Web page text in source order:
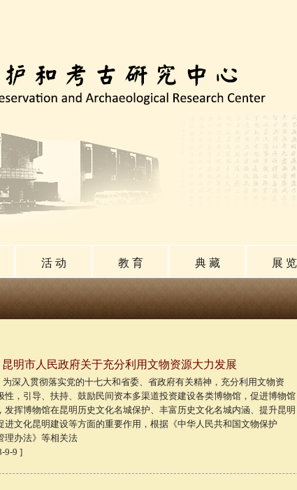
活 动 教 育 典 藏 展 览
明市人民政府关于充分利用文物资源大力发展
深入贯彻落实党的十七大和省委、省政府有关精神，充分利用文物资
性，引导、扶持、鼓励民间资本多渠道投资建设各类博物馆，促进博物馆
发挥博物馆在昆明历史文化名城保护、丰富历史文化名城内涵、提升昆明
进文化昆明建设等方面的重要作用，根据《中华人民共和国文物保护
理办法》等相关法
9-9 ]